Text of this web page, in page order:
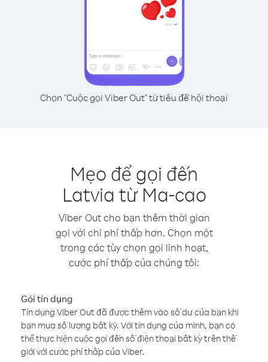
Chọn "Cuộc gọi Viber Out" từ tiêu đề hội thoại
Mẹo để gọi đến
Latvia từ Ma-cao
Viber Out cho bạn thêm thời gian
gọi với chi phí thấp hơn. Chọn một
trong các tùy chọn gọi linh hoạt,
cước phí thấp của chúng tôi:
Gói tín dụng
Tín dụng Viber Out đã được thêm vào số dư của bạn khi
bạn mua số lượng bất kỳ. Với tín dụng của mình, bạn có
thể thực hiện cuộc gọi đến số điện thoại bất kỳ trên thế
giới với cước phí thấp của Viber.